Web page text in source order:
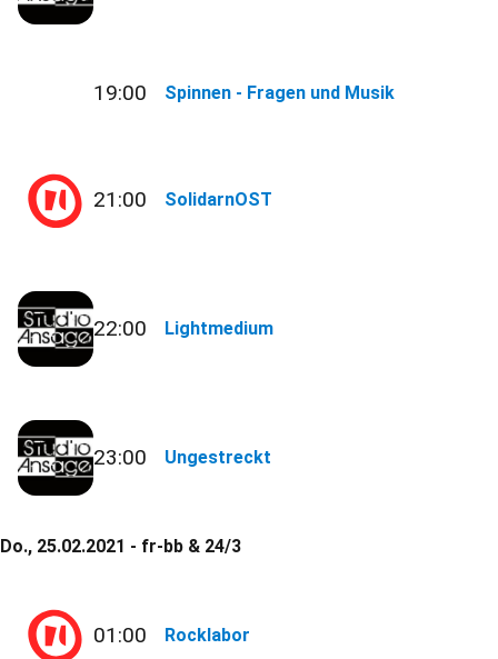
19:00 Spinnen - Fragen und Musik
21:00 SolidarnOST
22:00 Lightmedium
23:00 Ungestreckt
Do., 25.02.2021 - fr-bb & 24/3
01:00 Rocklabor